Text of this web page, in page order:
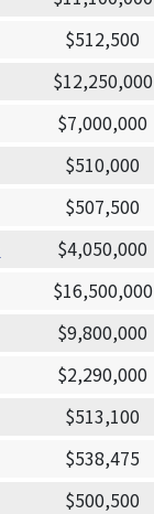
$512,500
$12,250,000
$7,000,000
$510,000
$507,500
$4,050,000
$16,500,000
$9,800,000
$2,290,000
$513,100
$538,475
$500,500